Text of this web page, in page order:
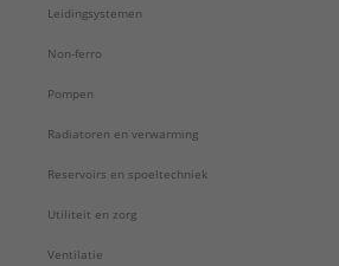
Leidingsystemen
Non-ferro
Pompen
Radiatoren en verwarming
Reservoirs en spoeltechniek
Utiliteit en zorg
Ventilatie